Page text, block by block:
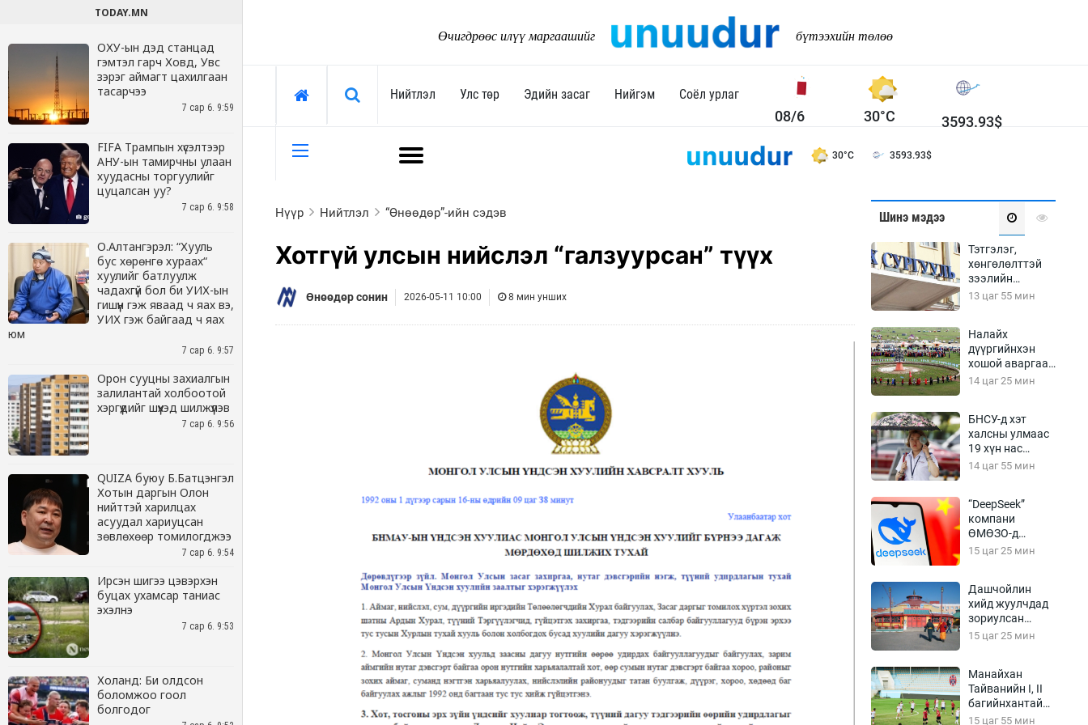
TODAY.MN
ОХУ-ын дэд станцад
гэмтэл гарч Ховд, Увс
зэрэг аймагт цахилгаан
тасарчээ
7 сар 6. 9:59
FIFA Трампын хүсэлтээр
АНУ-ын тамирчны улаан
хуудасны торгуулийг
цуцалсан уу?
7 сар 6. 9:58
О.Алтангэрэл: “Хууль
бус хөрөнгө хураах“
хуулийг батлуулж
чадахгүй бол би УИХ-ын
гишүүн гэж яваад ч яах вэ,
УИХ гэж байгаад ч яах
юм
7 сар 6. 9:57
Орон сууцны захиалгын
залилантай холбоотой
хэргүүдийг шүүхэд шилжүүлэв
7 сар 6. 9:56
QUIZA буюу Б.Батцэнгэл
Хотын даргын Олон
нийттэй харилцах
асуудал хариуцсан
зөвлөхөөр томилогджээ
7 сар 6. 9:54
Ирсэн шигээ цэвэрхэн
буцах ухамсар таниас
эхэлнэ
7 сар 6. 9:53
Холанд: Би олдсон
боломжоо гоол
болгодог